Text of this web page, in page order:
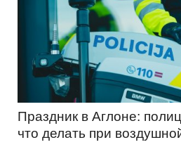
Праздник в Аглоне:
что делать при